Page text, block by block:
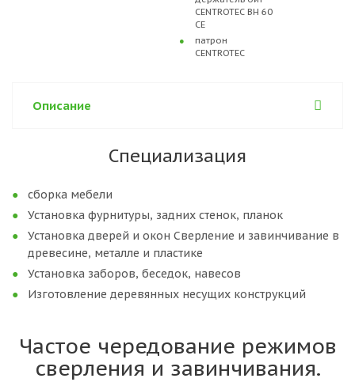
CENTROTEC BH 60
CE
патрон
CENTROTEC
Описание
Специализация
сборка мебели
Установка фурнитуры, задних стенок, планок
Установка дверей и окон Сверление и завинчивание в
древесине, металле и пластике
Установка заборов, беседок, навесов
Изготовление деревянных несущих конструкций
Частое чередование режимов
сверления и завинчивания.